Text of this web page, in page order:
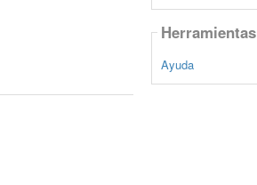
Herramientas
Ayuda